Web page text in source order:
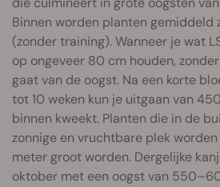
Binnen worden planten gemiddeld
(zonder training). Wanneer je wat
op ongeveer 80 cm houden,
gaat van de oogst. Na een korte
tot 10 weken kun je uitgaan van
binnen kweekt. Planten die in de
zonnige en vruchtbare plek
meter groot worden. Dergelijke
oktober met een oogst van